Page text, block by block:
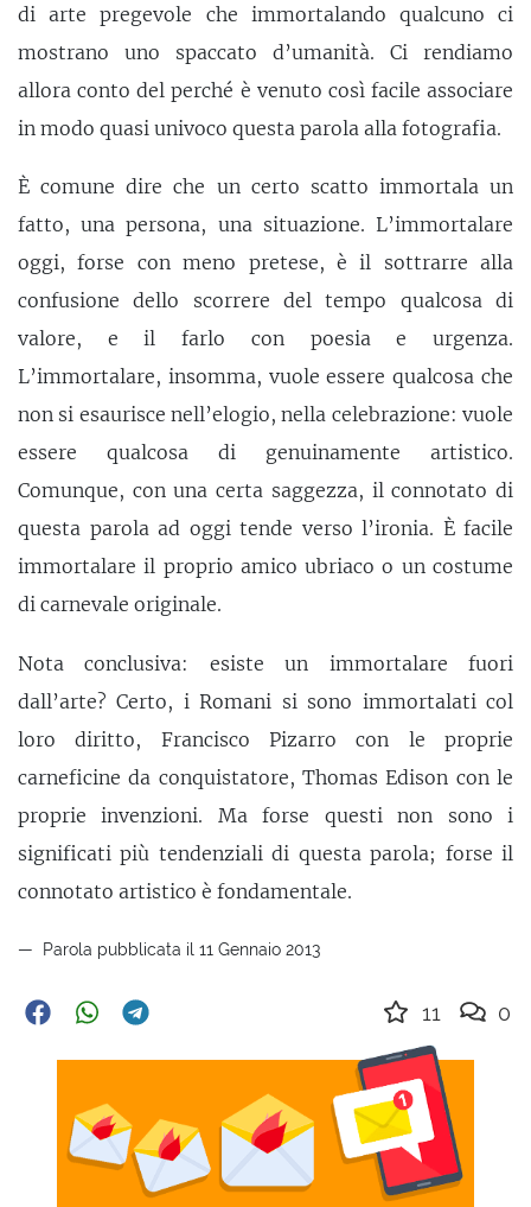
di arte pregevole che immortalando qualcuno ci
mostrano uno spaccato d’umanità. Ci rendiamo
allora conto del perché è venuto così facile associare
in modo quasi univoco questa parola alla fotografia.
È comune dire che un certo scatto immortala un
fatto, una persona, una situazione. L’immortalare
oggi, forse con meno pretese, è il sottrarre alla
confusione dello scorrere del tempo qualcosa di
valore, e il farlo con poesia e urgenza.
L’immortalare, insomma, vuole essere qualcosa che
non si esaurisce nell’elogio, nella celebrazione: vuole
essere qualcosa di genuinamente artistico.
Comunque, con una certa saggezza, il connotato di
questa parola ad oggi tende verso l’ironia. È facile
immortalare il proprio amico ubriaco o un costume
di carnevale originale.
Nota conclusiva: esiste un immortalare fuori
dall’arte? Certo, i Romani si sono immortalati col
loro diritto, Francisco Pizarro con le proprie
carneficine da conquistatore, Thomas Edison con le
proprie invenzioni. Ma forse questi non sono i
significati più tendenziali di questa parola; forse il
connotato artistico è fondamentale.
Parola pubblicata il 11 Gennaio 2013
11 0